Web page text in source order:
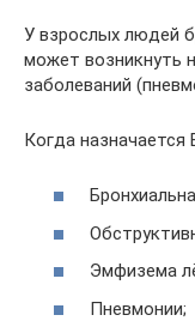
У взрослых людей
может возникнуть
заболеваний
Когда назначается
Эмфизема
Пневмонии;